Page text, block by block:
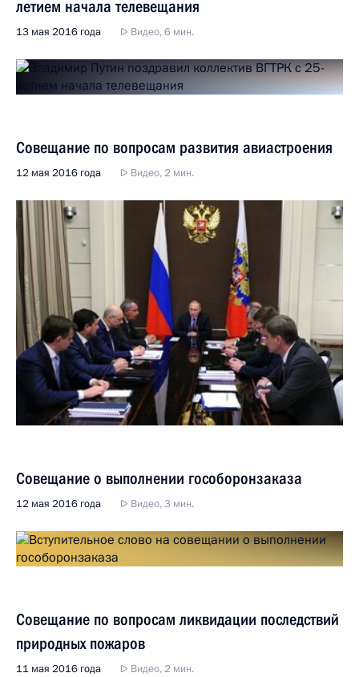
летием начала телевещания
13 мая 2016 года Видео, 6 мин.
Совещание по вопросам развития авиастроения
12 мая 2016 года Видео, 2 мин.
Совещание о выполнении гособоронзаказа
12 мая 2016 года Видео, 3 мин.
Совещание по вопросам ликвидации последствий
природных пожаров
11 мая 2016 года Видео, 2 мин.